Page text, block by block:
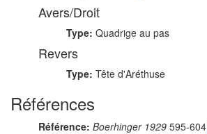
Avers/Droit
Type: Quadrige au pas
Revers
Type: Tête d'Aréthuse
Références
Référence: Boerhinger 1929 595-604